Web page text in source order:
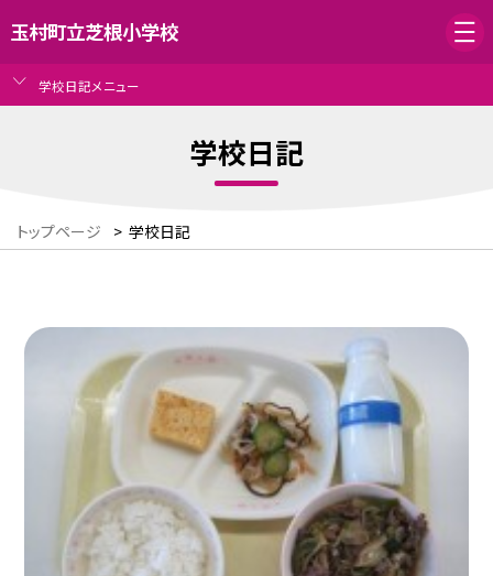
玉村町立芝根小学校
学校日記メニュー
学校日記
トップページ > 学校日記